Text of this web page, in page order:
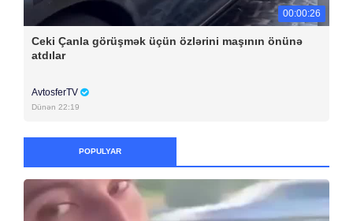
00:00:26
Ceki Çanla görüşmək üçün özlərini maşının önünə
atdılar
AvtosferTV
Dünən 22:19
POPULYAR